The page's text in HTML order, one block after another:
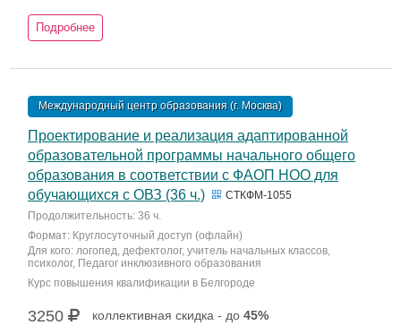
Подробнее
Международный центр образования (г. Москва)
Проектирование и реализация адаптированной
образовательной программы начального общего
образования в соответствии с ФАОП НОО для
обучающихся с ОВЗ (36 ч.)
СТКФМ-1055
Продолжительность: 36 ч.
Формат: Круглосуточный доступ (офлайн)
Для кого: логопед, дефектолог, учитель начальных классов,
психолог, Педагог инклюзивного образования
Курс повышения квалификации в Белгороде
3250 коллективная скидка - до 45%